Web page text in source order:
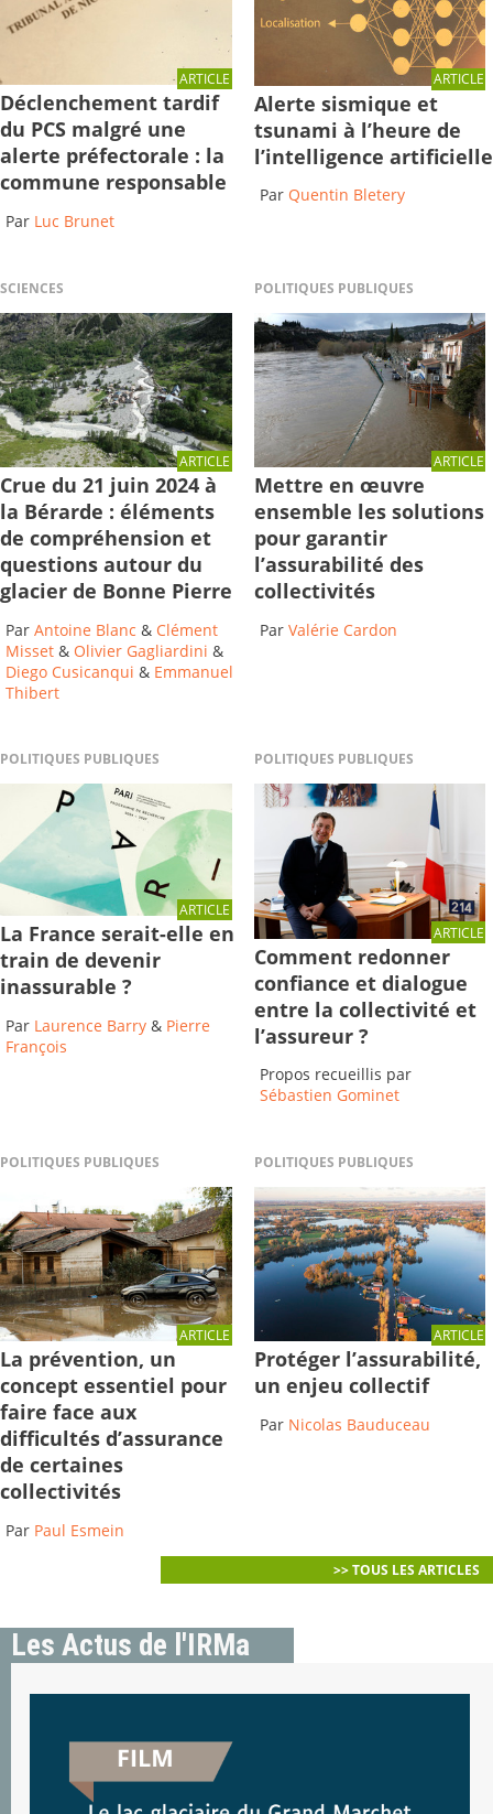
ARTICLE
Déclenchement tardif
du PCS malgré une
alerte préfectorale : la
commune responsable
Par Luc Brunet
ARTICLE
Alerte sismique et
tsunami à l’heure de
l’intelligence artificielle
Par Quentin Bletery
SCIENCES
ARTICLE
Crue du 21 juin 2024 à
la Bérarde : éléments
de compréhension et
questions autour du
glacier de Bonne Pierre
Par Antoine Blanc & Clément
Misset & Olivier Gagliardini &
Diego Cusicanqui & Emmanuel
Thibert
POLITIQUES PUBLIQUES
ARTICLE
Mettre en œuvre
ensemble les solutions
pour garantir
l’assurabilité des
collectivités
Par Valérie Cardon
POLITIQUES PUBLIQUES
ARTICLE
La France serait-elle en
train de devenir
inassurable ?
Par Laurence Barry & Pierre
François
POLITIQUES PUBLIQUES
ARTICLE
Comment redonner
confiance et dialogue
entre la collectivité et
l’assureur ?
Propos recueillis par
Sébastien Gominet
POLITIQUES PUBLIQUES
ARTICLE
La prévention, un
concept essentiel pour
faire face aux
difficultés d’assurance
de certaines
collectivités
Par Paul Esmein
POLITIQUES PUBLIQUES
ARTICLE
Protéger l’assurabilité,
un enjeu collectif
Par Nicolas Bauduceau
>> TOUS LES ARTICLES
Les Actus de l'IRMa